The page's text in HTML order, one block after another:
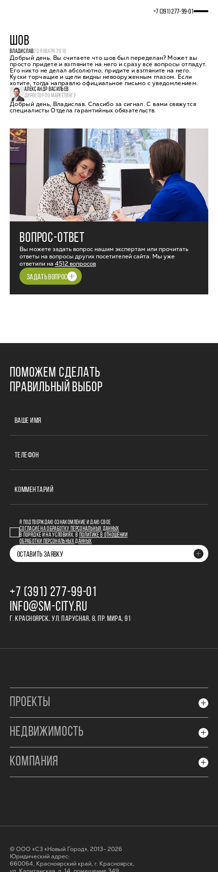
+7 (391) 277‒99‒01
ШОВ
ВЛАДИСЛАВ20 ЯНВАРЯ 2016
Добрый день. Вы считаете что шов был переделан? Может вы
просто придете и взгляните на него и сразу все вопросы отпадут.
Его никто не делал абсолютно, придите и взгляните на него.
Куски торчащие и щели видны невооруженным глазом. Если
хотите, тогда направлю официальное письмо с уведомлением.
АЛЕКСАНДР ВАСИЛЬЕВ
ДИРЕКТОР ПО МАРКЕТИНГУ
Добрый день, Владислав. Спасибо за сигнал. С вами свяжутся
специалисты Отдела гарантийных обязательств.
ВОПРОС-ОТВЕТ
Вы можете задать вопрос нашим экспертам или прочитать
ответы на вопросы других посетителей сайта. Мы уже
ответили на 4512 вопросов
ЗАДАТЬ ВОПРОС
ПОМОЖЕМ СДЕЛАТЬ
ПРАВИЛЬНЫЙ ВЫБОР
ВАШЕ ИМЯ
ТЕЛЕФОН
КОММЕНТАРИЙ
Я ПОДТВЕРЖДАЮ ОЗНАКОМЛЕНИЕ И ДАЮ СВОЕ
СОГЛАСИЕ НА ОБРАБОТКУ ПЕРСОНАЛЬНЫХ ДАННЫХ
В ПОРЯДКЕ И НА УСЛОВИЯХ, В
ПОЛИТИКЕ В ОТНОШЕНИИ
ОБРАБОТКИ ПЕРСОНАЛЬНЫХ ДАННЫХ
ОСТАВИТЬ ЗАЯВКУ
+7 (391) 277‒99‒01
INFO@SM-CITY.RU
Г. КРАСНОЯРСК, УЛ. ПАРУСНАЯ, 8, ПР. МИРА, 91
ПРОЕКТЫ
НЕДВИЖИМОСТЬ
КОМПАНИЯ
© ООО «СЗ «Новый Город», 2013- 2026
Юридический адрес:
660064, Красноярский край, г. Красноярск,